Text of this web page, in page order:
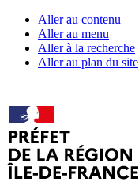
Aller au contenu
Aller au menu
Aller à la recherche
Aller au plan du site